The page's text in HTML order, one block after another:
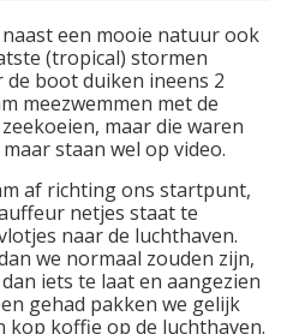
een mooie natuur ook
(tropical) stormen
boot duiken ineens 2
meezwemmen met de
maar die waren
staan wel op video.
af richting ons startpunt,
netjes staat te
naar de luchthaven.
we normaal zouden zijn,
iets te laat en aangezien
gehad pakken we gelijk
kop koffie op de luchthaven.